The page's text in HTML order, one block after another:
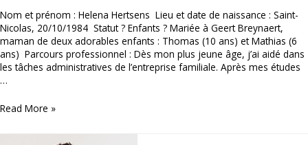
Nom et prénom : Helena Hertsens Lieu et date de naissance : Saint-
Nicolas, 20/10/1984 Statut ? Enfants ? Mariée à Geert Breynaert,
maman de deux adorables enfants : Thomas (10 ans) et Mathias (6
ans) Parcours professionnel : Dès mon plus jeune âge, j’ai aidé dans
les tâches administratives de l’entreprise familiale. Après mes études
…
Helena
Read More »